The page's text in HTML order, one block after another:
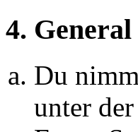
4.
Du
unter